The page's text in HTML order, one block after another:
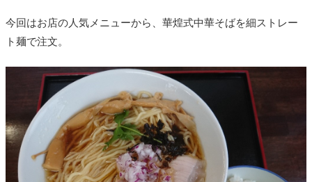
今回はお店の人気メニューから、華煌式中華そばを細ストレー
ト麺で注文。